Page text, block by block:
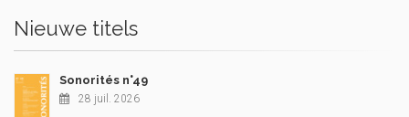
Nieuwe titels
Sonorités n°49
28 juil. 2026